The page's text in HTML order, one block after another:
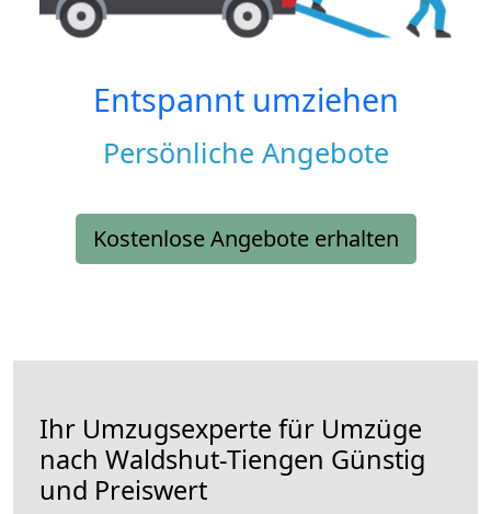
Entspannt umziehen
Persönliche Angebote
Kostenlose Angebote erhalten
Ihr Umzugsexperte für Umzüge
nach Waldshut-Tiengen Günstig
und Preiswert